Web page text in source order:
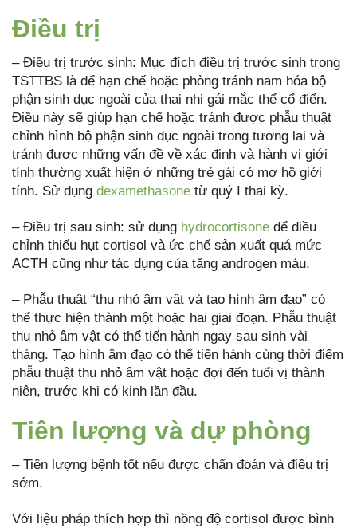
Điều trị
– Điều trị trước sinh: Mục đích điều trị trước sinh trong
TSTTBS là để hạn chế hoặc phòng tránh nam hóa bộ
phận sinh dục ngoài của thai nhi gái mắc thể cổ điển.
Điều này sẽ giúp hạn chế hoặc tránh được phẫu thuật
chỉnh hình bộ phận sinh dục ngoài trong tương lai và
tránh được những vấn đề về xác định và hành vi giới
tính thường xuất hiện ở những trẻ gái có mơ hồ giới
tính. Sử dụng dexamethasone từ quý I thai kỳ.
– Điều trị sau sinh: sử dụng hydrocortisone để điều
chỉnh thiếu hụt cortisol và ức chế sản xuất quá mức
ACTH cũng như tác dụng của tăng androgen máu.
– Phẫu thuật “thu nhỏ âm vật và tạo hình âm đạo” có
thể thực hiện thành một hoặc hai giai đoạn. Phẫu thuật
thu nhỏ âm vật có thể tiến hành ngay sau sinh vài
tháng. Tạo hình âm đạo có thể tiến hành cùng thời điểm
phẫu thuật thu nhỏ âm vật hoặc đợi đến tuổi vị thành
niên, trước khi có kinh lần đầu.
Tiên lượng và dự phòng
– Tiên lượng bệnh tốt nếu được chẩn đoán và điều trị
sớm.
Với liệu pháp thích hợp thì nồng độ cortisol được bình